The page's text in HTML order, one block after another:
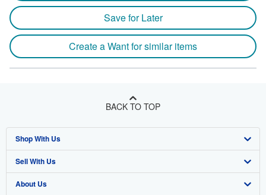
Save for Later
Create a Want for similar items
BACK TO TOP
Shop With Us
Advanced Search
Browse Collections
Sell With Us
Start Selling
About Us